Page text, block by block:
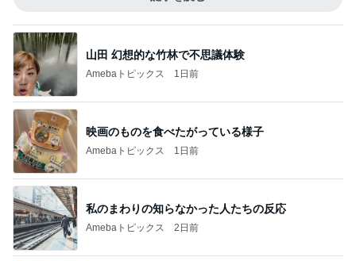
山田 幻想的な竹林で不思議体験
Amebaトピックス 1日前
映画のものを食べたがっている様子
Amebaトピックス 1日前
私のまわりの知らなかった人たちの反応
Amebaトピックス 2日前